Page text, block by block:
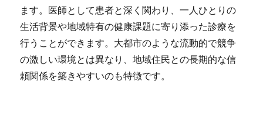
ます。医師として患者と深く関わり、一人ひとりの
生活背景や地域特有の健康課題に寄り添った診療を
行うことができます。大都市のような流動的で競争
の激しい環境とは異なり、地域住民との長期的な信
頼関係を築きやすいのも特徴です。